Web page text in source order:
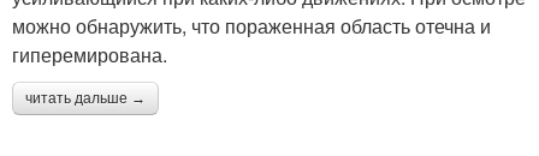
можно обнаружить, что пораженная область отечна и
гиперемирована.
читать дальше →